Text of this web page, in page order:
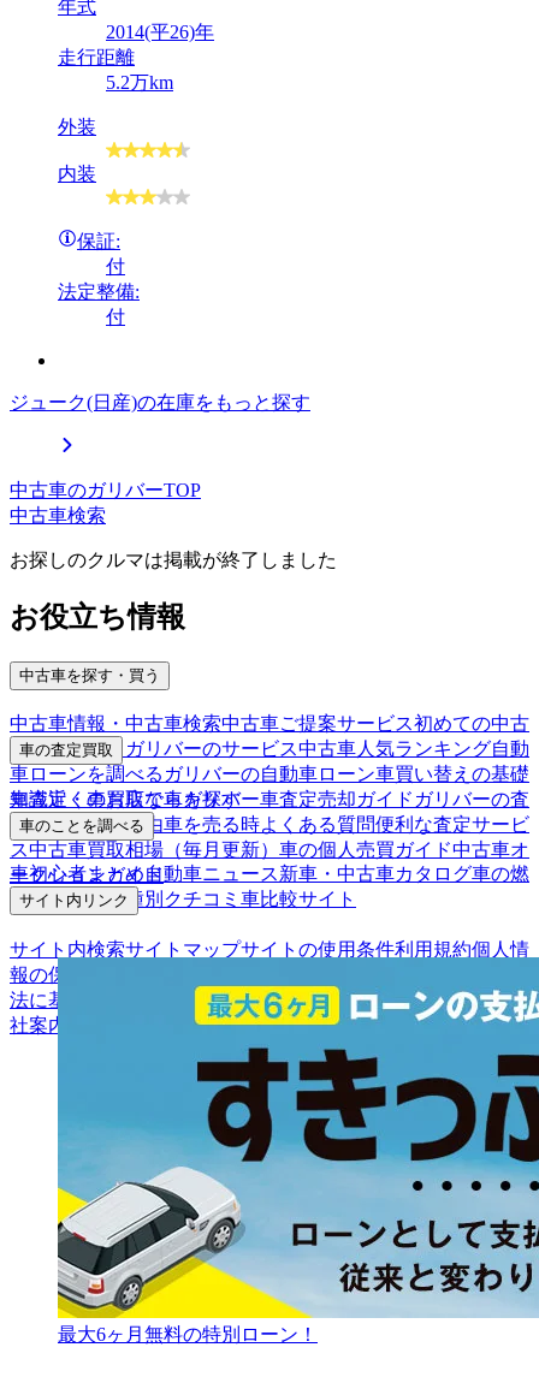
年式
2014(平26)年
走行距離
5.2万km
外装
内装
保証:
付
法定整備:
付
ジューク(日産)の在庫をもっと探す
中古車のガリバーTOP
中古車検索
お探しのクルマは掲載が終了しました
お役立ち情報
中古車を探す・買う
中古車情報・中古車検索中古車ご提案サービス初めての中古
車購入ガイド
ガリバーのサービス中古車人気ランキング自動
車ローンを調べる ガリバーの自動車ローン車買い替えの基礎
知識近くのお店で車を探す
車の査定買取
車査定・車買取ならガリバー車査定売却ガイド ガリバーの査
定が選ばれる理由車を売る時よくある質問便利な査定サービ
ス中古車買取相場（毎月更新） 車の個人売買ガイド中古車オ
ークションガイド
車のことを調べる
車初心者まとめ自動車ニュース新車・中古車カタログ車の燃
費を調べる車種別クチコミ 車比較サイト
サイト内リンク
サイト内検索サイトマップサイトの使用条件利用規約個人情
報の保護について
法に基づく表示
アフィリエイトパートナー募集お客様の声会
社案内
最大6ヶ月無料の特別ローン！